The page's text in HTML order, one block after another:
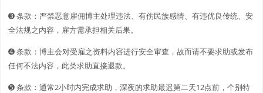
➌ 条款：严禁恶意雇佣博主处理违法、有伤民族感情、有违优良传统、安
全法规之内容，雇方需承担相关后果。
➍ 条款：博主会对受雇之资料内容进行安全审查，故而请不要求助或发布
任何不法内容，此类求助直接退款。
➎ 条款：通常2小时内完成求助，深夜的求助最迟第二天12点前，个别特